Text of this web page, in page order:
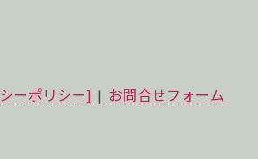
ーポリシー] | お問合せフォーム